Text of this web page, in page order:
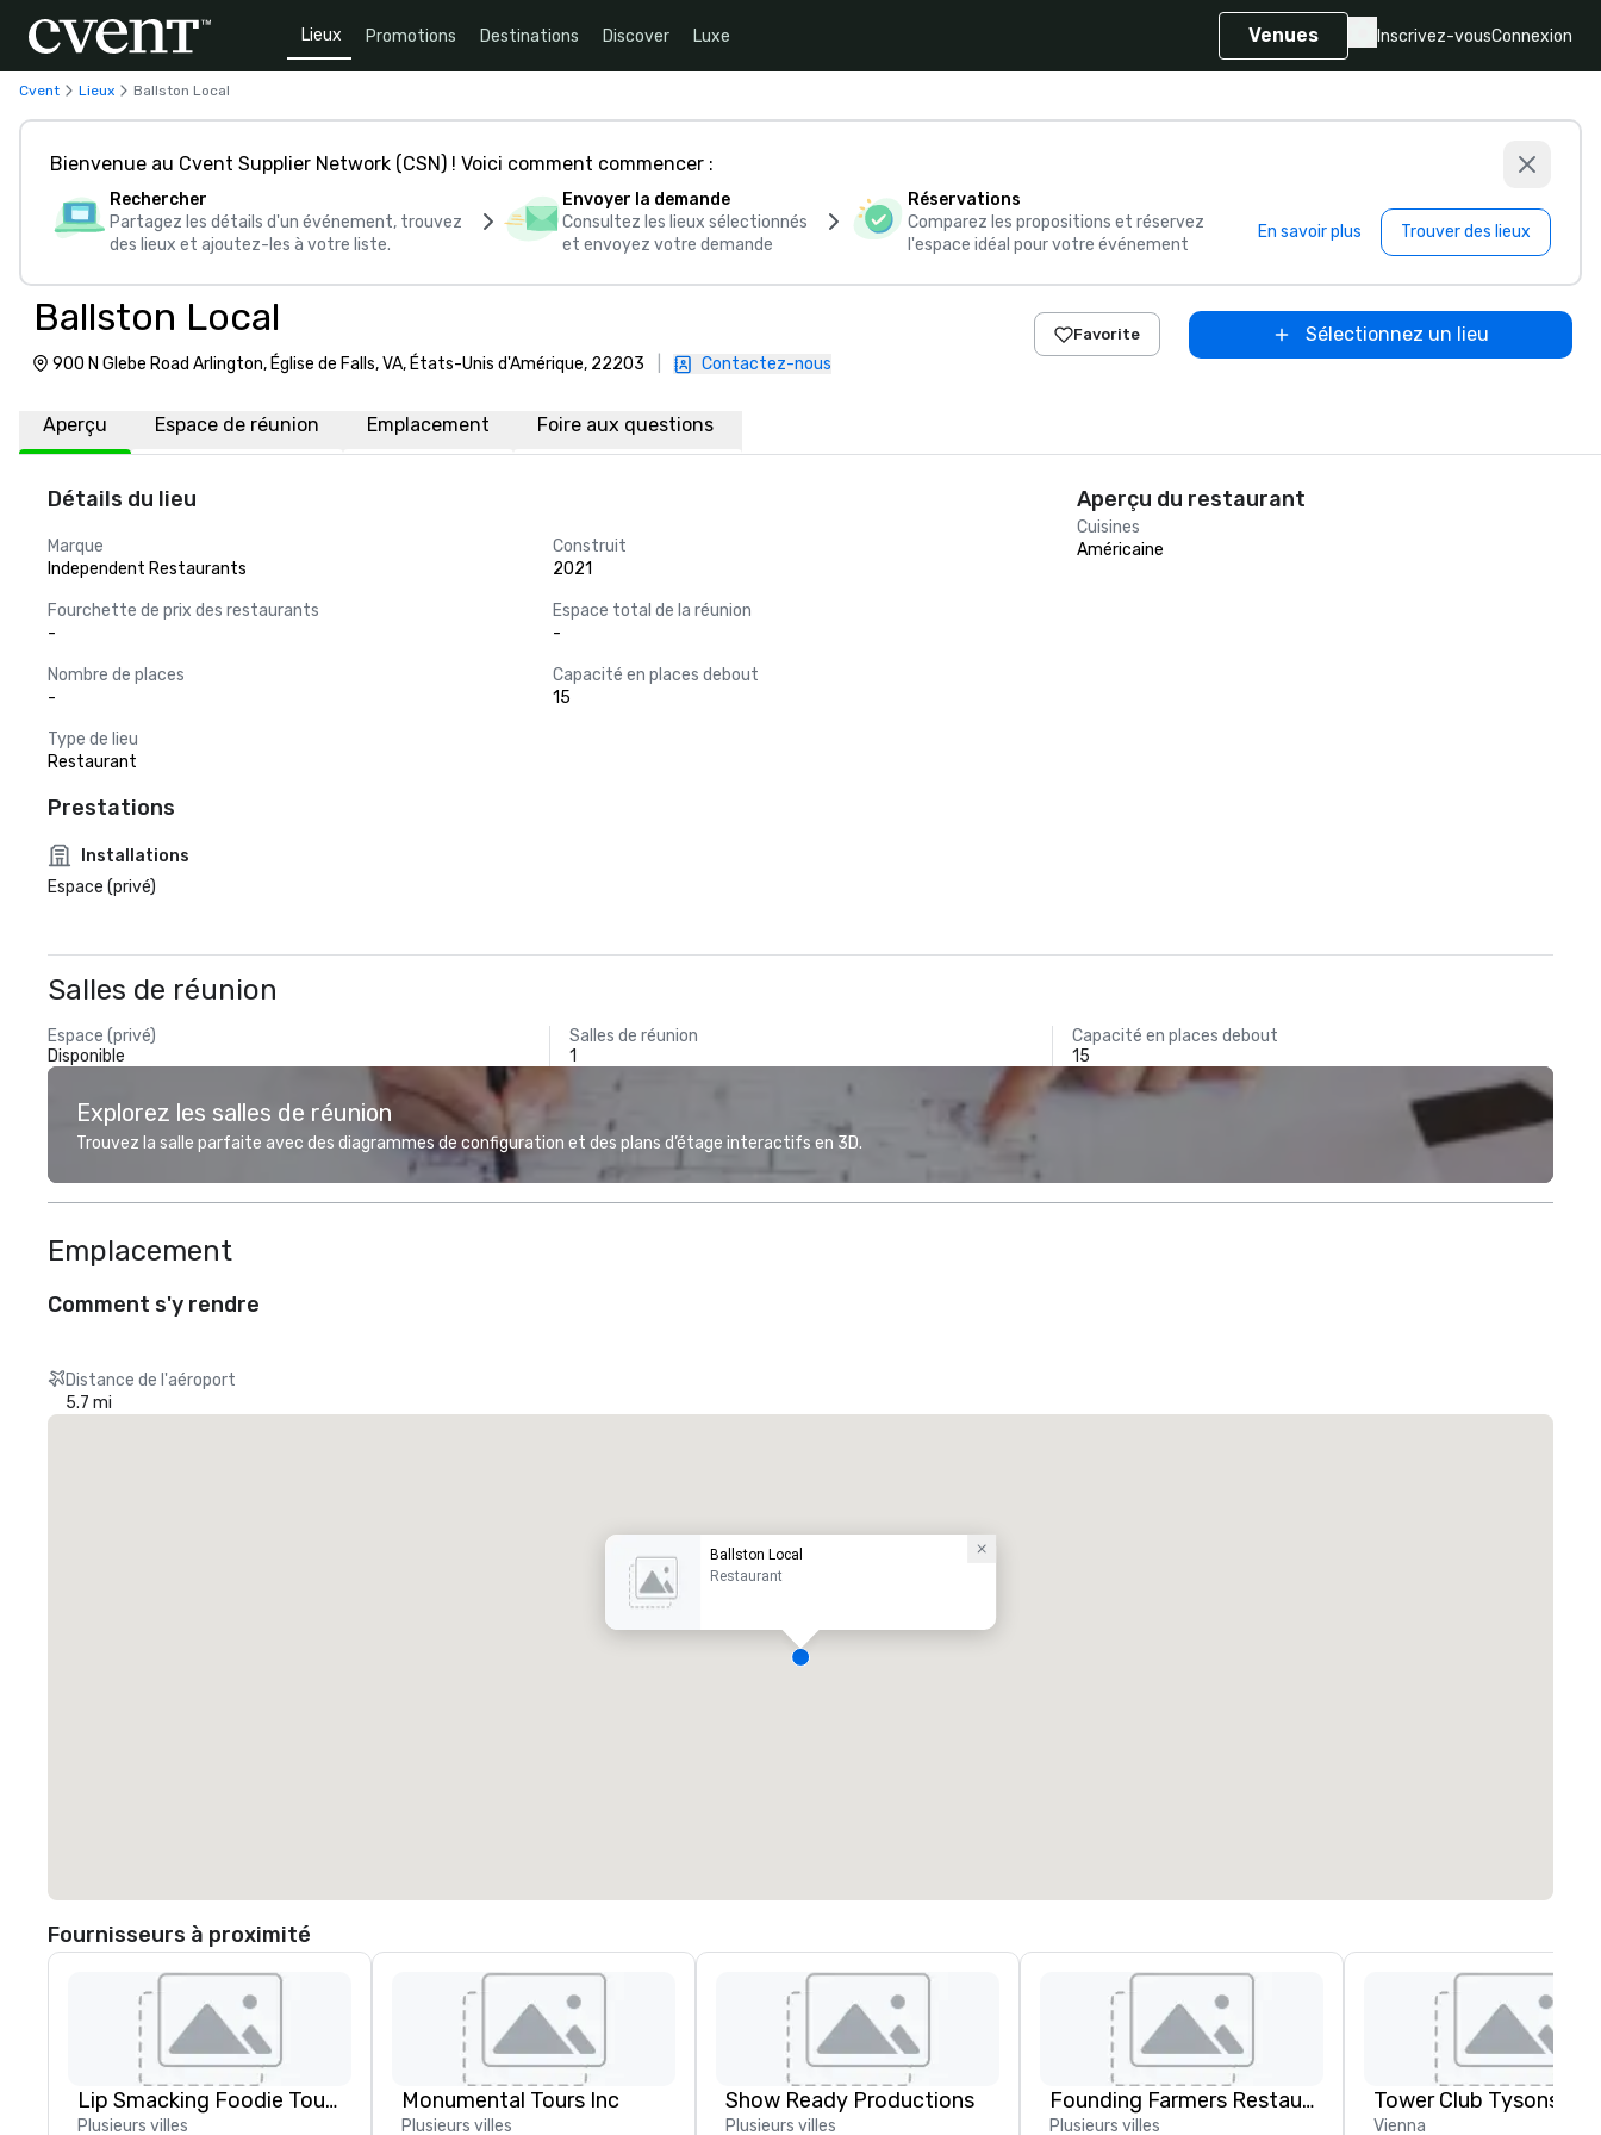
Lieux Promotions Destinations Discover Luxe Venues Inscrivez-vousConnexion
Cvent Lieux Ballston Local
Bienvenue au Cvent Supplier Network (CSN) ! Voici comment commencer :
Rechercher
Partagez les détails d'un événement, trouvez
des lieux et ajoutez-les à votre liste.
Envoyer la demande
Consultez les lieux sélectionnés
et envoyez votre demande
Réservations
Comparez les propositions et réservez
l'espace idéal pour votre événement
En savoir plus Trouver des lieux
Ballston Local
900 N Glebe Road Arlington, Église de Falls, VA, États-Unis d'Amérique, 22203 Contactez-nous
Favorite Sélectionnez un lieu
Aperçu Espace de réunion Emplacement Foire aux questions
Détails du lieu
Marque
Independent Restaurants
Construit
2021
Fourchette de prix des restaurants
-
Espace total de la réunion
-
Nombre de places
-
Capacité en places debout
15
Type de lieu
Restaurant
Aperçu du restaurant
Cuisines
Américaine
Prestations
Installations
Espace (privé)
Salles de réunion
Espace (privé)
Disponible
Salles de réunion
1
Capacité en places debout
15
Explorez les salles de réunion
Trouvez la salle parfaite avec des diagrammes de configuration et des plans d’étage interactifs en 3D.
Emplacement
Comment s'y rendre
Distance de l'aéroport
5.7 mi
Ballston Local
Restaurant
Fournisseurs à proximité
Lip Smacking Foodie Tours
Plusieurs villes
Monumental Tours Inc
Plusieurs villes
Show Ready Productions
Plusieurs villes
Founding Farmers Restaurant Group
Plusieurs villes
Tower Club Tysons
Vienna